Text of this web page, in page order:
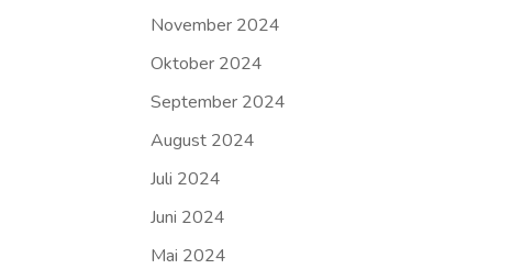
November 2024
Oktober 2024
September 2024
August 2024
Juli 2024
Juni 2024
Mai 2024